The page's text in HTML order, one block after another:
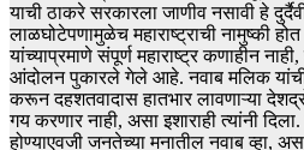
याची ठाकरे सरकारला जाणीव नसावी हे
लाळघोटेपणामुळेच महाराष्ट्राची नामुष्की
यांच्याप्रमाणे संपूर्ण महाराष्ट्र कणाहीन
आंदोलन पुकारले गेले आहे. नवाब मलिक
करून दहशतवादास हातभार लावणाऱ्या
गय करणार नाही, असा इशाराही त्यांनी
होण्याएवजी जनतेच्या मनातील नवाब व्हा,